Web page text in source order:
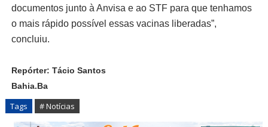
documentos junto à Anvisa e ao STF para que tenhamos
o mais rápido possível essas vacinas liberadas”,
concluiu.
Repórter: Tácio Santos
Bahia.Ba
Tags # Notícias